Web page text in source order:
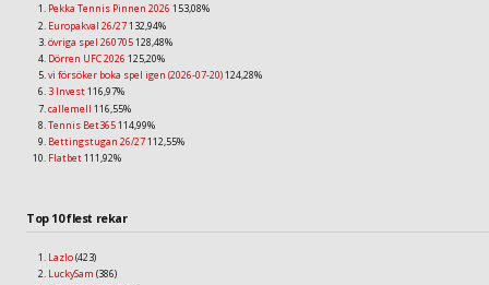
Pekka Tennis Pinnen 2026 153,08%
Europakval 26/27132,94%
övriga spel 260705128,48%
Dörren UFC 2026 125,20%
vi försöker boka spel igen (2026-07-20)124,28%
3 Invest116,97%
callemell 116,55%
Tennis Bet365114,99%
Bettingstugan 26/27112,55%
Flatbet111,92%
Top 10 flest rekar
Lazlo(423)
LuckySam (386)